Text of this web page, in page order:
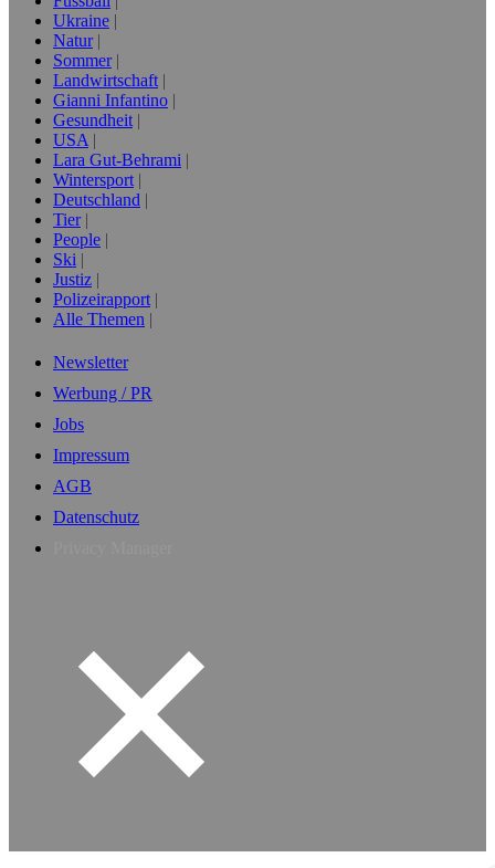
Ukraine
Natur
Sommer
Landwirtschaft
Gianni Infantino
Gesundheit
USA
Lara Gut-Behrami
Wintersport
Deutschland
Tier
People
Ski
Justiz
Polizeirapport
Alle Themen
Newsletter
Werbung / PR
Jobs
Impressum
AGB
Datenschutz